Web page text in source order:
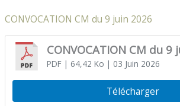
CONVOCATION CM du 9 juin 2026
PDF| 64,42 Ko | 03 Juin 2026
Télécharger